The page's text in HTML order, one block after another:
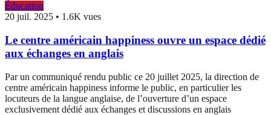
Éducation
20 juil. 2025 • 1.6K vues
Le centre américain happiness ouvre un espace dédié
aux échanges en anglais
Par un communiqué rendu public ce 20 juillet 2025, la direction de
centre américain happiness informe le public, en particulier les
locuteurs de la langue anglaise, de l’ouverture d’un espace
exclusivement dédié aux échanges et discussions en anglais